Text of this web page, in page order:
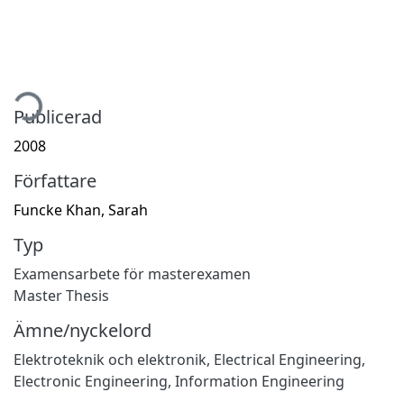
Publicerad
2008
Författare
Funcke Khan, Sarah
Typ
Examensarbete för masterexamen
Master Thesis
Ämne/nyckelord
Elektroteknik och elektronik, Electrical Engineering,
Electronic Engineering, Information Engineering